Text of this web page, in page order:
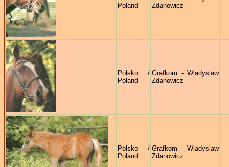
Poland
Zdanowicz
Polsko /
Poland
Grafkom - Wladyslaw
Zdanowicz
Polsko /
Poland
Grafkom - Wladyslaw
Zdanowicz